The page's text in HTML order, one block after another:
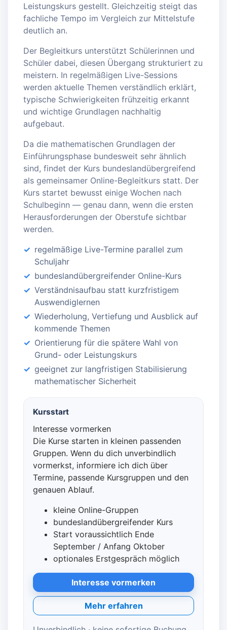
Leistungskurs gestellt. Gleichzeitig steigt das
fachliche Tempo im Vergleich zur Mittelstufe
deutlich an.
Der Begleitkurs unterstützt Schülerinnen und
Schüler dabei, diesen Übergang strukturiert zu
meistern. In regelmäßigen Live-Sessions
werden aktuelle Themen verständlich erklärt,
typische Schwierigkeiten frühzeitig erkannt
und wichtige Grundlagen nachhaltig
aufgebaut.
Da die mathematischen Grundlagen der
Einführungsphase bundesweit sehr ähnlich
sind, findet der Kurs bundeslandübergreifend
als gemeinsamer Online-Begleitkurs statt. Der
Kurs startet bewusst einige Wochen nach
Schulbeginn — genau dann, wenn die ersten
Herausforderungen der Oberstufe sichtbar
werden.
regelmäßige Live-Termine parallel zum
Schuljahr
bundeslandübergreifender Online-Kurs
Verständnisaufbau statt kurzfristigem
Auswendiglernen
Wiederholung, Vertiefung und Ausblick auf
kommende Themen
Orientierung für die spätere Wahl von
Grund- oder Leistungskurs
geeignet zur langfristigen Stabilisierung
mathematischer Sicherheit
Kursstart
Interesse vormerken
Die Kurse starten in kleinen passenden
Gruppen. Wenn du dich unverbindlich
vormerkst, informiere ich dich über
Termine, passende Kursgruppen und den
genauen Ablauf.
kleine Online-Gruppen
bundeslandübergreifender Kurs
Start voraussichtlich Ende
September / Anfang Oktober
optionales Erstgespräch möglich
Interesse vormerken
Mehr erfahren